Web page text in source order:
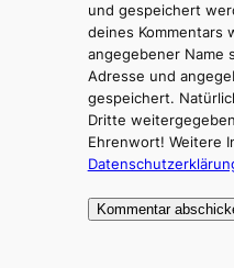
und gespeichert
deines Kommentars
angegebener Name
Adresse und
gespeichert.
Dritte
Ehrenwort! Weitere